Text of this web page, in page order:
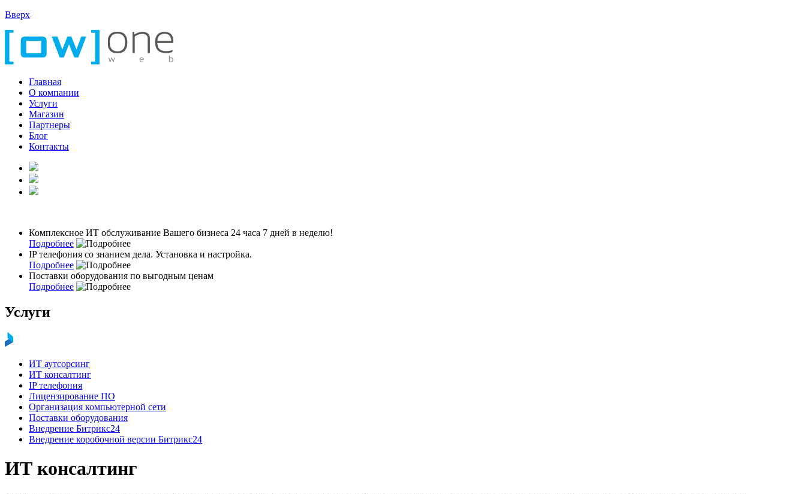
Вверх
Главная
О компании
Услуги
Магазин
Партнеры
Блог
Контакты
Комплексное ИТ обслуживание Вашего бизнеса 24 часа 7 дней в неделю!
Подробнее
IP телефония со знанием дела. Установка и настройка.
Подробнее
Поставки оборудования по выгодным ценам
Подробнее
Услуги
ИТ аутсорсинг
ИТ консалтинг
IP телефония
Лицензирование ПО
Организация компьютерной сети
Поставки оборудования
Внедрение Битрикс24
Внедрение коробочной версии Битрикс24
ИТ консалтинг